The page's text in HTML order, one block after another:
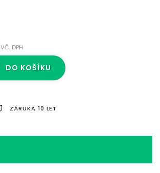
VČ. DPH
DO KOŠÍKU
ZÁRUKA 10 LET